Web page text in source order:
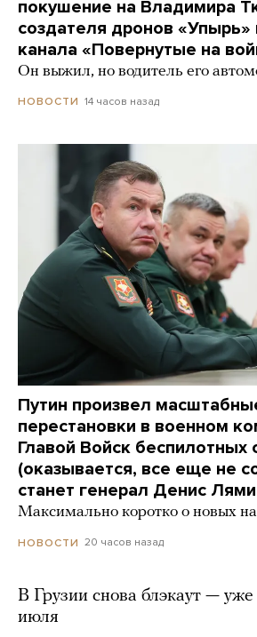
покушение на Владимира
создателя дронов «Упырь»
канала «Повернутые на
Он выжил, но водитель его
НОВОСТИ 14 часов назад
Путин произвел
перестановки в военном
Главой Войск беспилотных
(оказывается, все еще не
станет генерал Денис
Максимально коротко о новых
НОВОСТИ 20 часов назад
В Грузии снова блэкаут — уже
июля